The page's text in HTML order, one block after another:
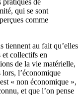
qui se sont
comme
tiennent au fait qu’elles
collectifs en
de la vie matérielle,
l’économique
« non économique »,
et que l’on pense